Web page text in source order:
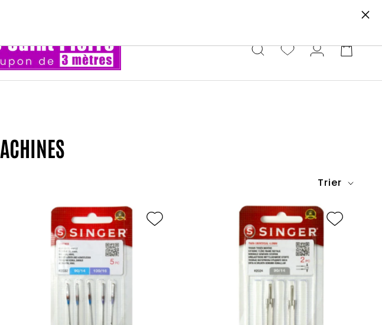
en vous inscrivant à notre newsletter.
Trier